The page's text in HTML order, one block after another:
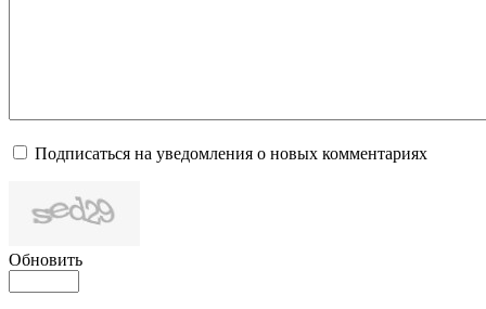
Подписаться на уведомления о новых комментариях
Обновить